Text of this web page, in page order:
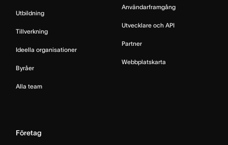
Utbildning
Tillverkning
Ideella organisationer
Byråer
Alla team
Användarframgång
Utvecklare och API
Partner
Webbplatskarta
Företag